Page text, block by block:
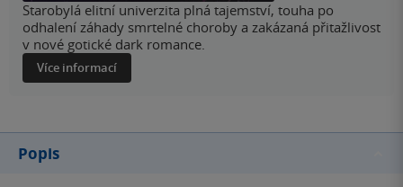
Starobylá elitní univerzita plná tajemství, touha po
odhalení záhady smrtelné choroby a zakázaná přitažlivost
v nové gotické dark romance.
Více informací
Popis